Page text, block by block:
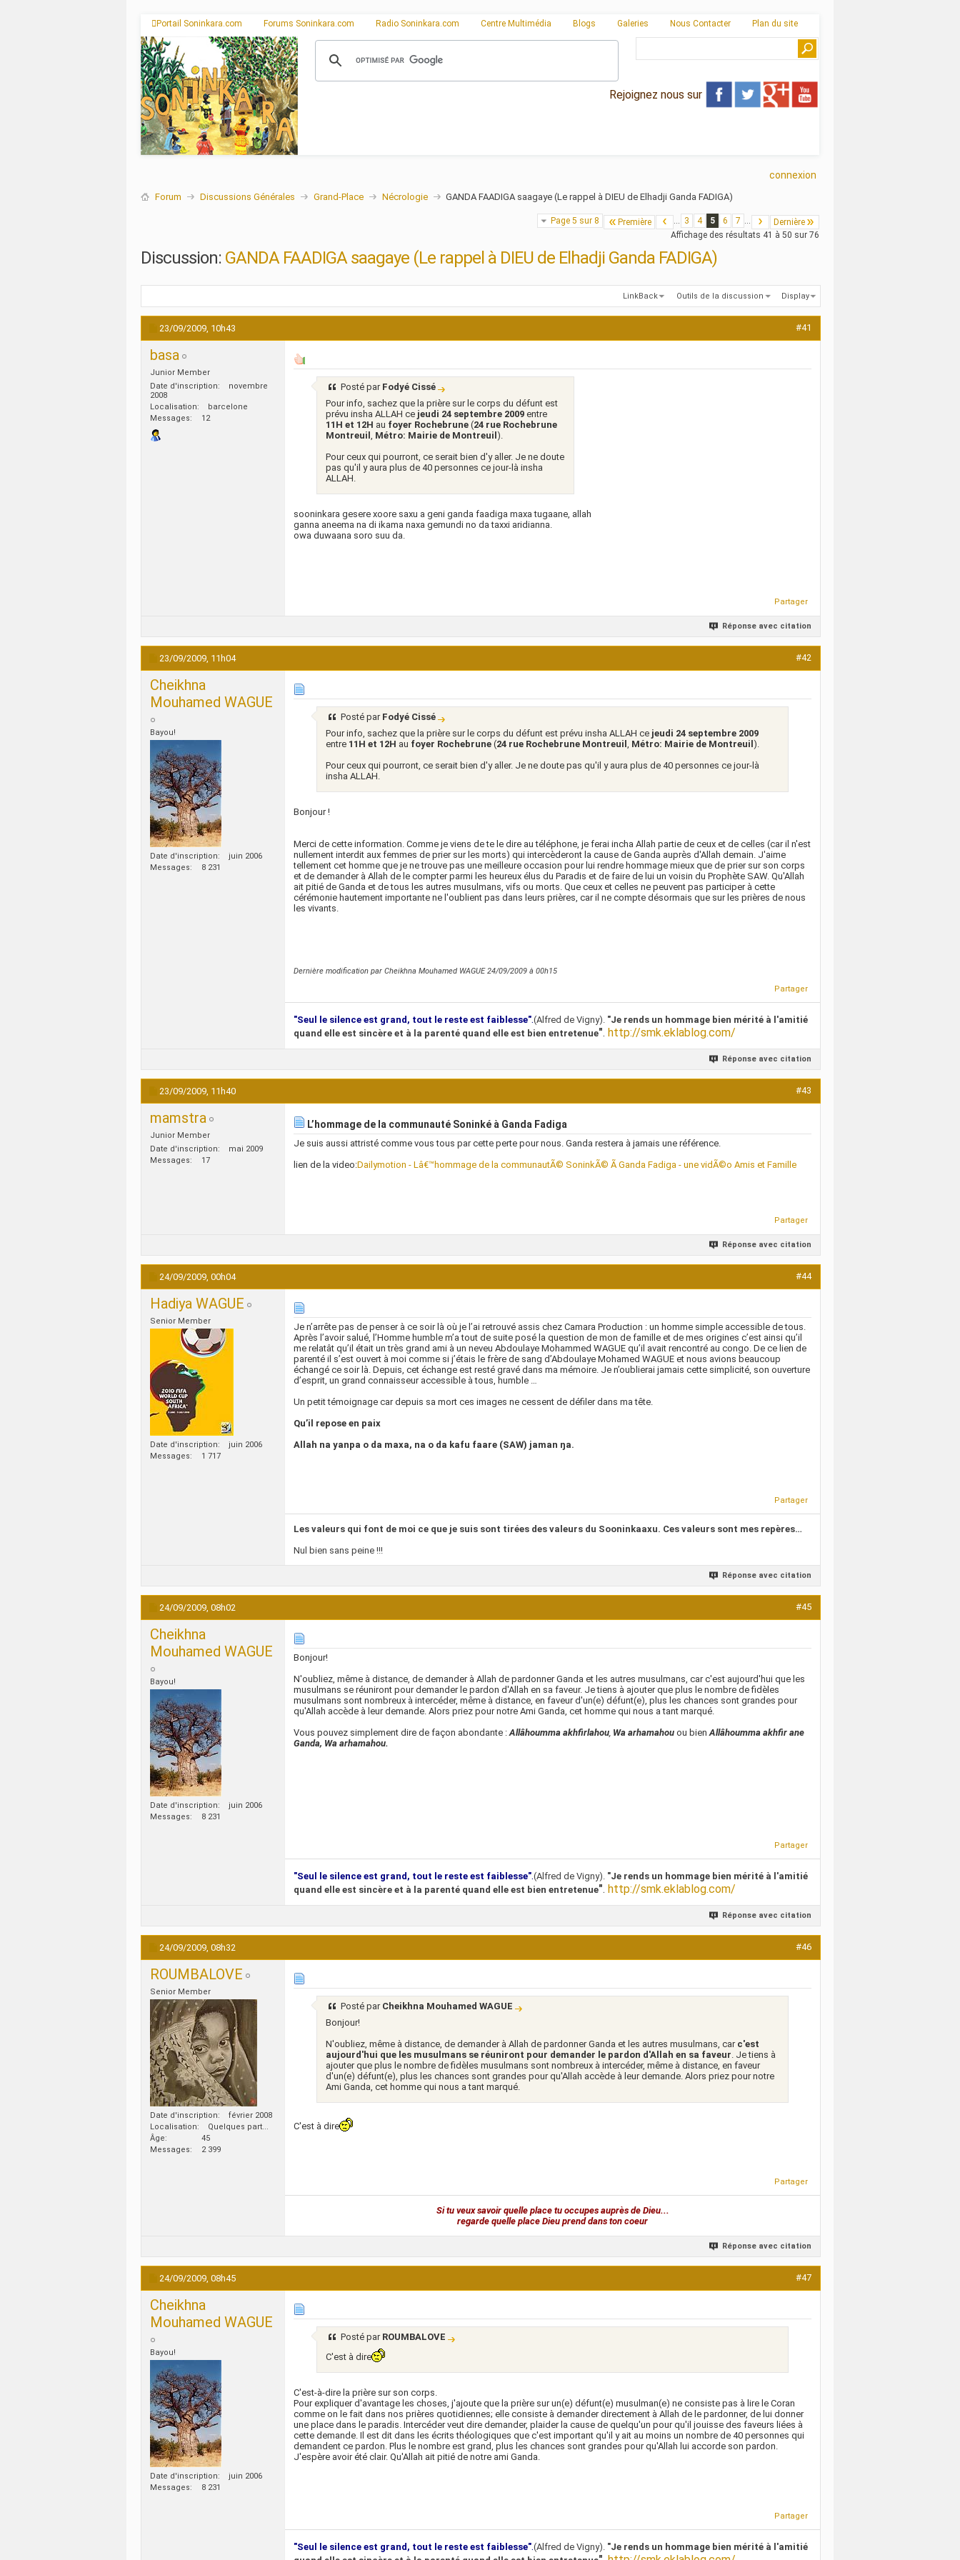
Portail Soninkara.com Forums Soninkara.com Radio Soninkara.com Centre Multimédia Blogs Galeries Nous Contacter Plan du site
Rejoignez nous sur
connexion
Forum Discussions Générales Grand-Place Nécrologie GANDA FAADIGA saagaye (Le rappel à DIEU de Elhadji Ganda FADIGA)
Page 5 sur 8 Première ... 3 4 5 6 7 ...
Dernière
Affichage des résultats 41 à 50 sur 76
Discussion: GANDA FAADIGA saagaye (Le rappel à DIEU de Elhadji Ganda FADIGA)
LinkBack Outils de la discussion Display
23/09/2009, 10h43 #41
basa
Junior Member
Date d'inscription
novembre
2008
Localisation
barcelone
Messages
12
Posté par Fodyé Cissé
Pour info, sachez que la prière sur le corps du défunt est
prévu insha ALLAH ce jeudi 24 septembre 2009 entre
11H et 12H au foyer Rochebrune (24 rue Rochebrune
Montreuil , Métro: Mairie de Montreuil ).
Pour ceux qui pourront, ce serait bien d'y aller. Je ne doute
pas qu'il y aura plus de 40 personnes ce jour-là insha
ALLAH.
sooninkara gesere xoore saxu a geni ganda faadiga maxa tugaane, allah
ganna aneema na di ikama naxa gemundi no da taxxi aridianna.
owa duwaana soro suu da.
Partager
Réponse avec citation
23/09/2009, 11h04 #42
Cheikhna
Mouhamed WAGUE
Bayou!
Date d'inscription
juin 2006
Messages
8 231
Posté par Fodyé Cissé
Pour info, sachez que la prière sur le corps du défunt est prévu insha ALLAH ce jeudi 24 septembre 2009
entre 11H et 12H au foyer Rochebrune (24 rue Rochebrune Montreuil , Métro: Mairie de Montreuil ).
Pour ceux qui pourront, ce serait bien d'y aller. Je ne doute pas qu'il y aura plus de 40 personnes ce jour-là
insha ALLAH.
Bonjour !
Merci de cette information. Comme je viens de te le dire au téléphone, je ferai incha Allah partie de ceux et de celles (car il n'est
nullement interdit aux femmes de prier sur les morts) qui intercèderont la cause de Ganda auprès d'Allah demain. J'aime
tellement cet homme que je ne trouve pas une meilleure occasion pour lui rendre hommage mieux que de prier sur son corps
et de demander à Allah de le compter parmi les heureux élus du Paradis et de faire de lui un voisin du Prophète SAW. Qu'Allah
ait pitié de Ganda et de tous les autres musulmans, vifs ou morts. Que ceux et celles ne peuvent pas participer à cette
cérémonie hautement importante ne l'oublient pas dans leurs prières, car il ne compte désormais que sur les prières de nous
les vivants.
Dernière modification par Cheikhna Mouhamed WAGUE 24/09/2009 à 00h15
Partager
"Seul le silence est grand, tout le reste est faiblesse".(Alfred de Vigny). "Je rends un hommage bien mérité à l'amitié
quand elle est sincère et à la parenté quand elle est bien entretenue". http://smk.eklablog.com/
Réponse avec citation
23/09/2009, 11h40 #43
mamstra
Junior Member
Date d'inscription
mai 2009
Messages
17
L’hommage de la communauté Soninké à Ganda Fadiga
Je suis aussi attristé comme vous tous par cette perte pour nous. Ganda restera à jamais une référence.
lien de la video:Dailymotion - Lâ€™hommage de la communautÃ© SoninkÃ© Ã Ganda Fadiga - une vidÃ©o Amis et Famille
Partager
Réponse avec citation
24/09/2009, 00h04 #44
Hadiya WAGUE
Senior Member
Date d'inscription
juin 2006
Messages
1 717
Je n’arrête pas de penser à ce soir là où je l’ai retrouvé assis chez Camara Production : un homme simple accessible de tous.
Après l’avoir salué, l’Homme humble m’a tout de suite posé la question de mon de famille et de mes origines c’est ainsi qu’il
me relatât qu’il était un très grand ami à un neveu Abdoulaye Mohammed WAGUE qu’il avait rencontré au congo. De ce lien de
parenté il s’est ouvert à moi comme si j’étais le frère de sang d’Abdoulaye Mohamed WAGUE et nous avions beaucoup
échangé ce soir là. Depuis, cet échange est resté gravé dans ma mémoire. Je n’oublierai jamais cette simplicité, son ouverture
d’esprit, un grand connaisseur accessible à tous, humble …
Un petit témoignage car depuis sa mort ces images ne cessent de défiler dans ma tête.
Qu’il repose en paix
Allah na yanpa o da maxa, na o da kafu faare (SAW) jaman ŋa.
Partager
Les valeurs qui font de moi ce que je suis sont tirées des valeurs du Sooninkaaxu. Ces valeurs sont mes repères…
Nul bien sans peine !!!
Réponse avec citation
24/09/2009, 08h02 #45
Cheikhna
Mouhamed WAGUE
Bayou!
Date d'inscription
juin 2006
Messages
8 231
Bonjour!
N'oubliez, même à distance, de demander à Allah de pardonner Ganda et les autres musulmans, car c'est aujourd'hui que les
musulmans se réuniront pour demander le pardon d'Allah en sa faveur. Je tiens à ajouter que plus le nombre de fidèles
musulmans sont nombreux à intercéder, même à distance, en faveur d'un(e) défunt(e), plus les chances sont grandes pour
qu'Allah accède à leur demande. Alors priez pour notre Ami Ganda, cet homme qui nous a tant marqué.
Vous pouvez simplement dire de façon abondante :Allâhoumma akhfirlahou, Wa arhamahou ou bien Allâhoumma akhfir ane
Ganda, Wa arhamahou.
Partager
"Seul le silence est grand, tout le reste est faiblesse".(Alfred de Vigny). "Je rends un hommage bien mérité à l'amitié
quand elle est sincère et à la parenté quand elle est bien entretenue". http://smk.eklablog.com/
Réponse avec citation
24/09/2009, 08h32 #46
ROUMBALOVE
Senior Member
Date d'inscription
février 2008
Localisation
Quelques part...
Âge
45
Messages
2 399
Posté par Cheikhna Mouhamed WAGUE
Bonjour!
N'oubliez, même à distance, de demander à Allah de pardonner Ganda et les autres musulmans, carc'est
aujourd'hui que les musulmans se réuniront pour demander le pardon d'Allah en sa faveur. Je tiens à
ajouter que plus le nombre de fidèles musulmans sont nombreux à intercéder, même à distance, en faveur
d'un(e) défunt(e), plus les chances sont grandes pour qu'Allah accède à leur demande. Alors priez pour notre
Ami Ganda, cet homme qui nous a tant marqué.
C'est à dire
Partager
Si tu veux savoir quelle place tu occupes auprès de Dieu...
regarde quelle place Dieu prend dans ton coeur
Réponse avec citation
24/09/2009, 08h45 #47
Cheikhna
Mouhamed WAGUE
Bayou!
Date d'inscription
juin 2006
Messages
8 231
Posté par ROUMBALOVE
C'est à dire
C'est-à-dire la prière sur son corps.
Pour expliquer d'avantage les choses, j'ajoute que la prière sur un(e) défunt(e) musulman(e) ne consiste pas à lire le Coran
comme on le fait dans nos prières quotidiennes; elle consiste à demander directement à Allah de le pardonner, de lui donner
une place dans le paradis. Intercéder veut dire demander, plaider la cause de quelqu'un pour qu'il jouisse des faveurs liées à
cette demande. Il est dit dans les écrits théologiques que c'est important qu'il y ait au moins un nombre de 40 personnes qui
demandent ce pardon. Plus le nombre est grand, plus les chances sont grandes pour qu'Allah lui accorde son pardon.
J'espère avoir été clair. Qu'Allah ait pitié de notre ami Ganda.
Partager
"Seul le silence est grand, tout le reste est faiblesse".(Alfred de Vigny). "Je rends un hommage bien mérité à l'amitié